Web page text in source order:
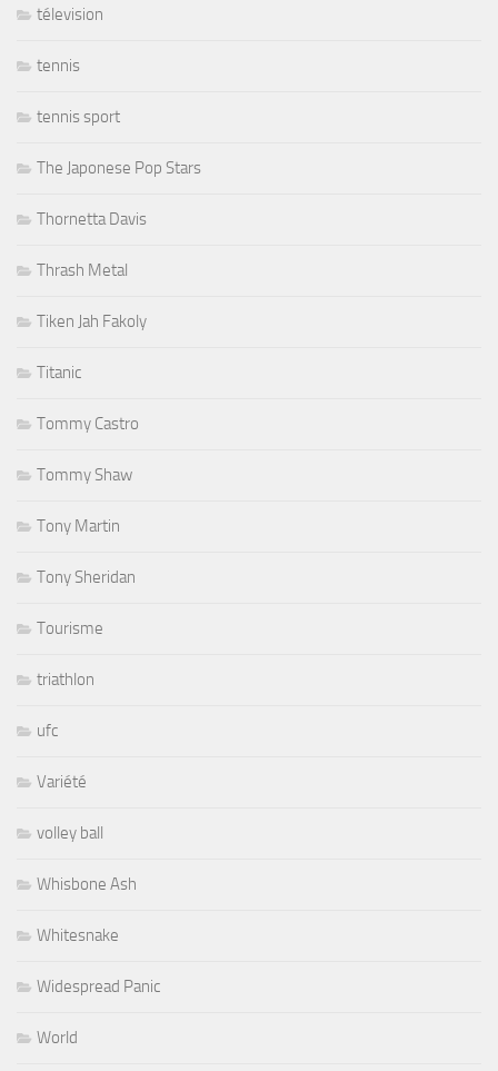
télevision
tennis
tennis sport
The Japonese Pop Stars
Thornetta Davis
Thrash Metal
Tiken Jah Fakoly
Titanic
Tommy Castro
Tommy Shaw
Tony Martin
Tony Sheridan
Tourisme
triathlon
ufc
Variété
volley ball
Whisbone Ash
Whitesnake
Widespread Panic
World